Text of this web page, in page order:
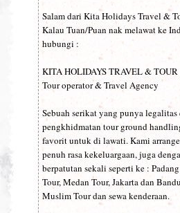
Salam dari Kita Holidays Travel &
Kalau Tuan/Puan nak melawat ke
hubungi :
KITA HOLIDAYS TRAVEL &
Tour operator & Travel Agency
Sebuah serikat yang punya
pengkhidmatan tour ground
favorit untuk di lawati. Kami
penuh rasa kekeluargaan, juga
berpatutan sekali seperti ke :
Tour, Medan Tour, Jakarta dan
Muslim Tour dan sewa kenderaan.